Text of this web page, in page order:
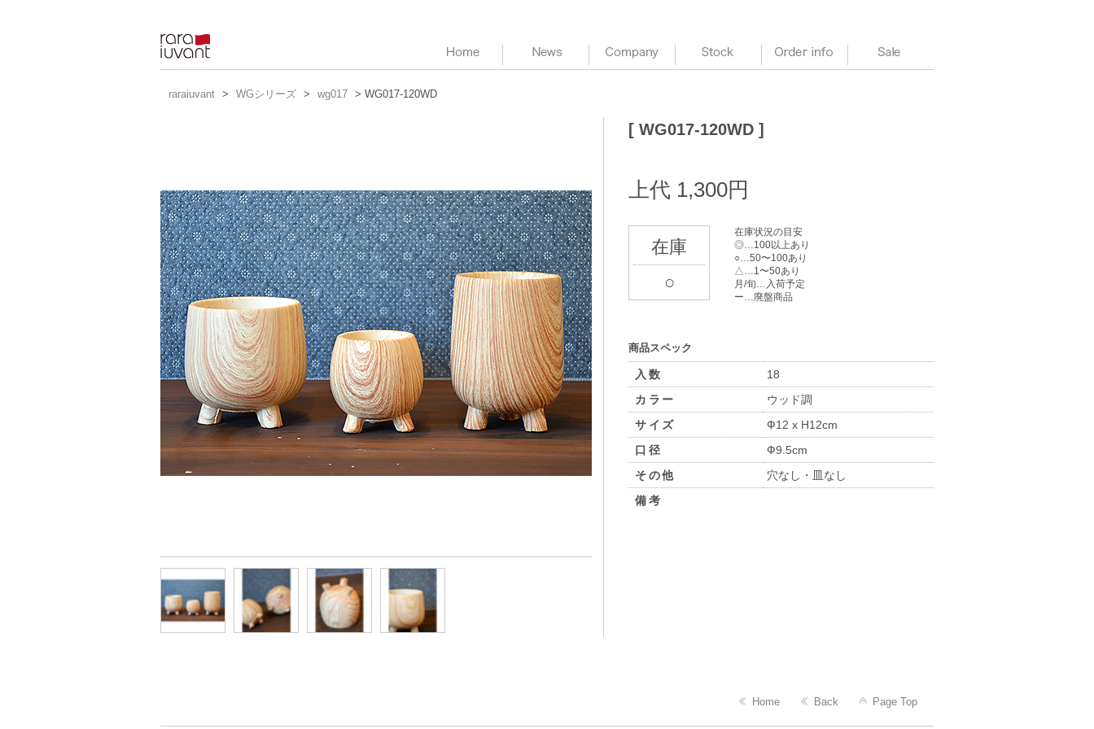
HOME News Company Stock Order info
raraiuvant > WGシリーズ > wg017 > WG017-120WD
[ WG017-120WD ]
上代 1,300円
在庫
○
在庫状況の目安
◎…100以上あり
○…50〜100あり
△…1〜50あり
月/旬…入荷予定
ー…廃盤商品
商品スペック
入数
18
カラー
ウッド調
サイズ
Ф12 x H12cm
口径
Ф9.5cm
その他
穴なし・皿なし
備考
Home Back Page Top